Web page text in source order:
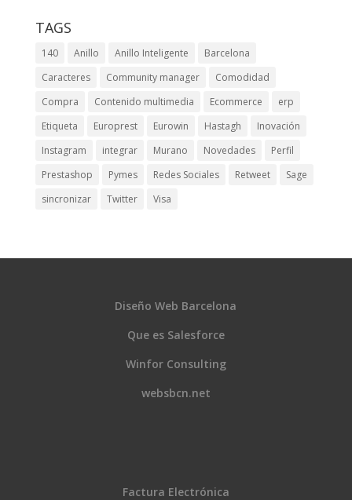
TAGS
140 Anillo Anillo Inteligente
Barcelona
Caracteres
Community manager
Comodidad
Compra
Contenido multimedia Ecommerce
erp
Etiqueta
Europrest Eurowin Hastagh
Inovación
Instagram
integrar Murano Novedades
Perfil
Prestashop
Pymes Redes Sociales Retweet
Sage
sincronizar
Twitter Visa
Diseño Web Barcelona
Que es Salesforce
Winfor Consulting
websbcn.net
Factura Electrónica